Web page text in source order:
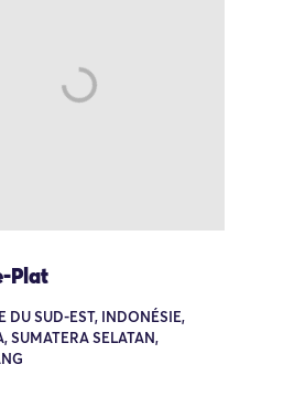
Plat
DU SUD-EST, INDONÉSIE,
SUMATERA SELATAN,